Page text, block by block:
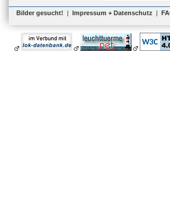
Bilder gesucht! | Impressum + Datenschutz |